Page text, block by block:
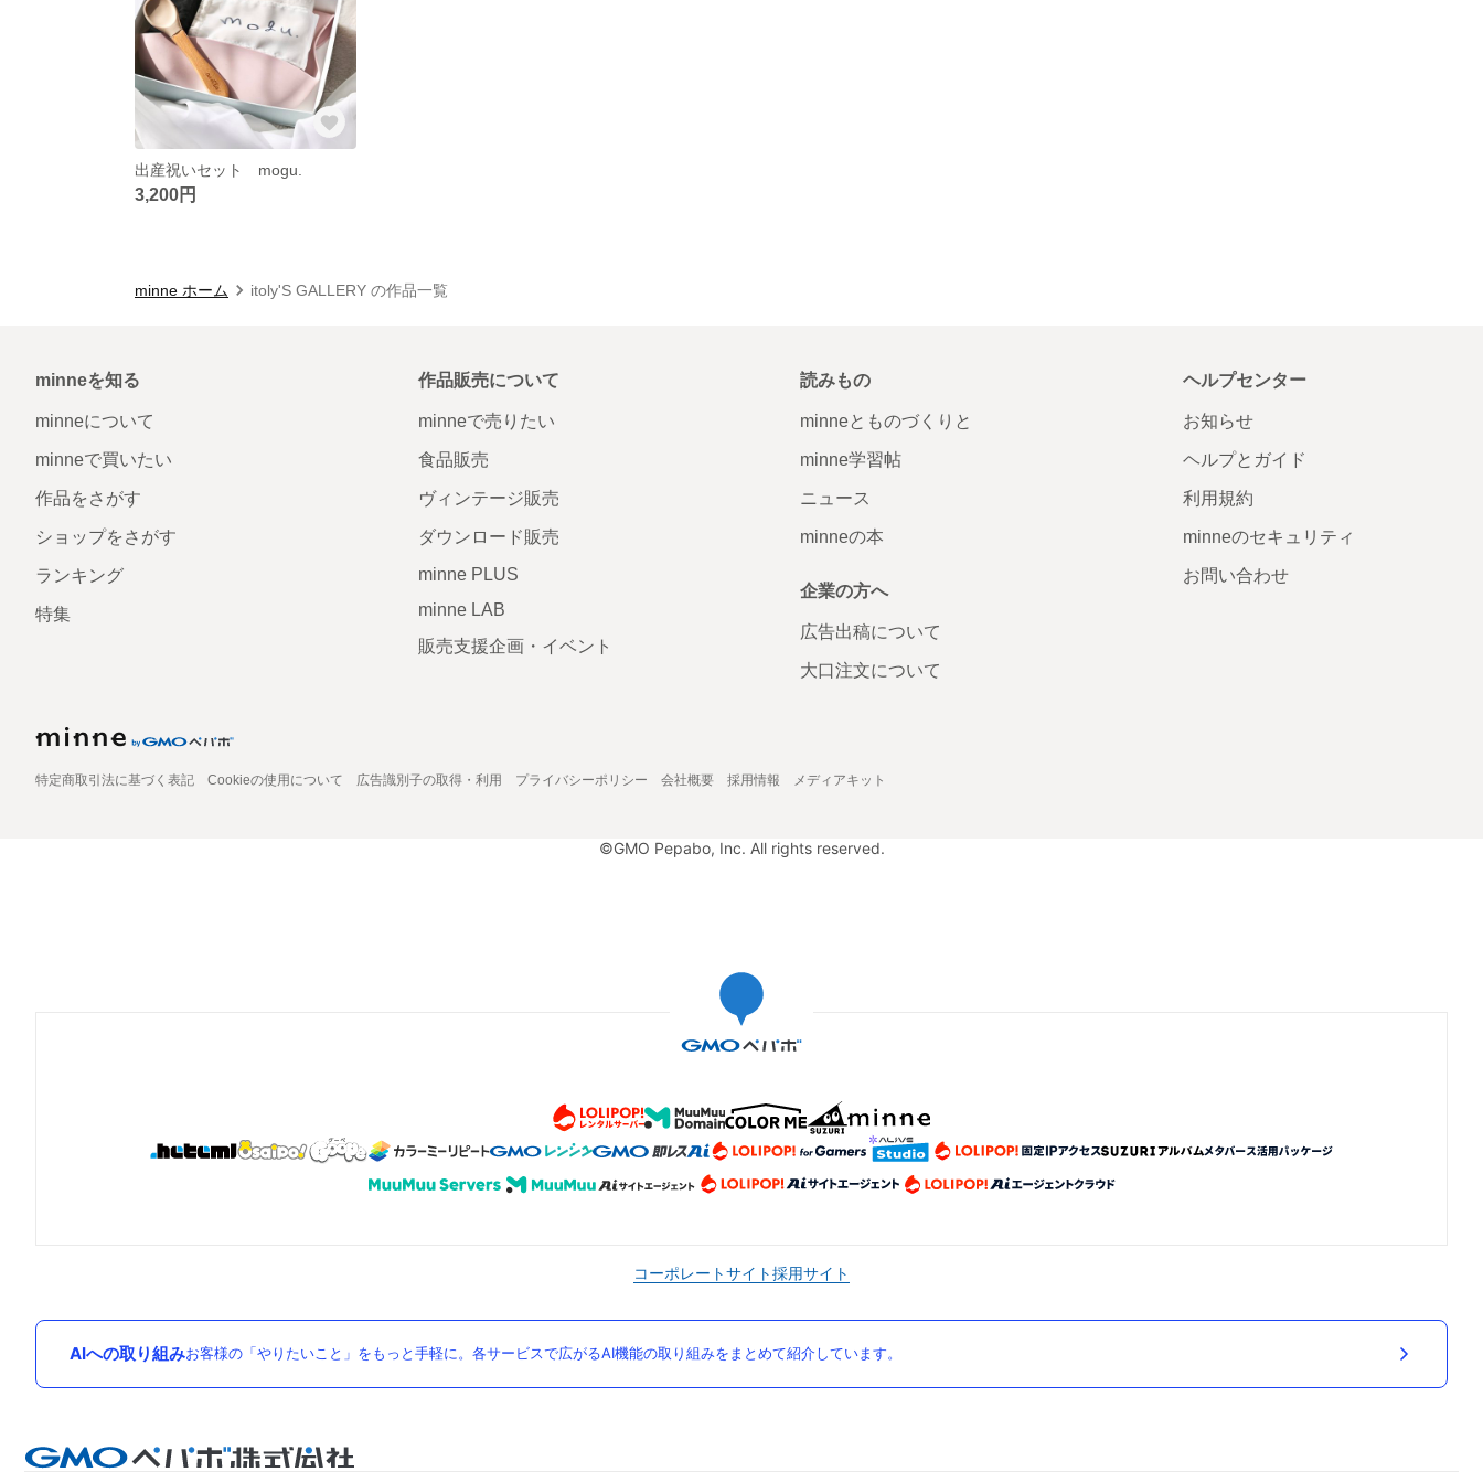
出産祝いセット mogu.
3,200円
minne ホーム itoly'S GALLERY の作品一覧
minneを知る
minneについて
minneで買いたい
作品をさがす
ショップをさがす
ランキング
特集
作品販売について
minneで売りたい
食品販売
ヴィンテージ販売
ダウンロード販売
minne PLUS
minne LAB
販売支援企画・イベント
読みもの
minneとものづくりと
minne学習帖
ニュース
minneの本
企業の方へ
広告出稿について
大口注文について
ヘルプセンター
お知らせ
ヘルプとガイド
利用規約
minneのセキュリティ
お問い合わせ
特定商取引法に基づく表記 Cookieの使用について 広告識別子の取得・利用 プライバシーポリシー 会社概要 採用情報 メディアキット
©GMO Pepabo, Inc. All rights reserved.
コーポレートサイト採用サイト
AIへの取り組みお客様の「やりたいこと」をもっと手軽に。各サービスで広がるAI機能の取り組みをまとめて紹介しています。